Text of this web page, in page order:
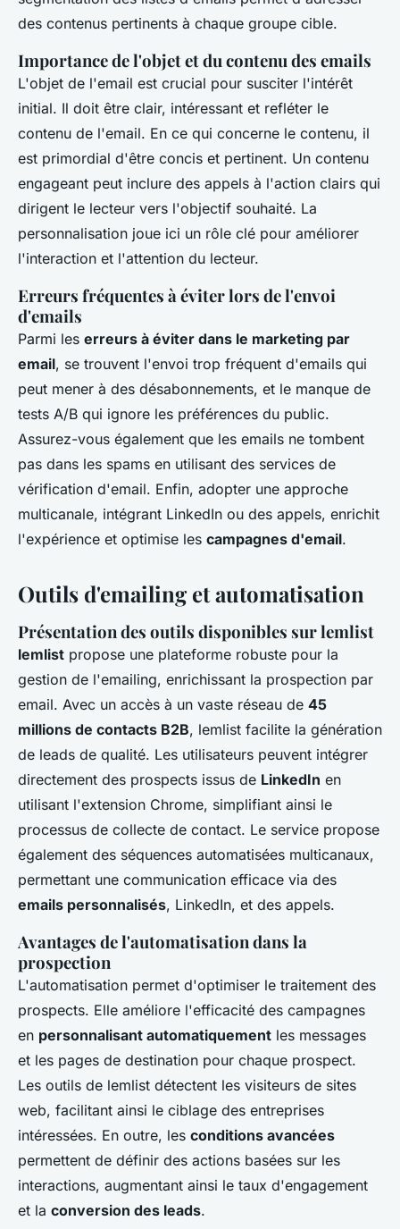
des contenus pertinents à chaque groupe cible.
Importance de l'objet et du contenu des emails
L'objet de l'email est crucial pour susciter l'intérêt
initial. Il doit être clair, intéressant et refléter le
contenu de l'email. En ce qui concerne le contenu, il
est primordial d'être concis et pertinent. Un contenu
engageant peut inclure des appels à l'action clairs qui
dirigent le lecteur vers l'objectif souhaité. La
personnalisation joue ici un rôle clé pour améliorer
l'interaction et l'attention du lecteur.
Erreurs fréquentes à éviter lors de l'envoi
d'emails
Parmi les erreurs à éviter dans le marketing par
email, se trouvent l'envoi trop fréquent d'emails qui
peut mener à des désabonnements, et le manque de
tests A/B qui ignore les préférences du public.
Assurez-vous également que les emails ne tombent
pas dans les spams en utilisant des services de
vérification d'email. Enfin, adopter une approche
multicanale, intégrant LinkedIn ou des appels, enrichit
l'expérience et optimise les campagnes d'email.
Outils d'emailing et automatisation
Présentation des outils disponibles sur lemlist
lemlist propose une plateforme robuste pour la
gestion de l'emailing, enrichissant la prospection par
email. Avec un accès à un vaste réseau de 45
millions de contacts B2B, lemlist facilite la génération
de leads de qualité. Les utilisateurs peuvent intégrer
directement des prospects issus de LinkedIn en
utilisant l'extension Chrome, simplifiant ainsi le
processus de collecte de contact. Le service propose
également des séquences automatisées multicanaux,
permettant une communication efficace via des
emails personnalisés, LinkedIn, et des appels.
Avantages de l'automatisation dans la
prospection
L'automatisation permet d'optimiser le traitement des
prospects. Elle améliore l'efficacité des campagnes
en personnalisant automatiquement les messages
et les pages de destination pour chaque prospect.
Les outils de lemlist détectent les visiteurs de sites
web, facilitant ainsi le ciblage des entreprises
intéressées. En outre, les conditions avancées
permettent de définir des actions basées sur les
interactions, augmentant ainsi le taux d'engagement
et la conversion des leads.